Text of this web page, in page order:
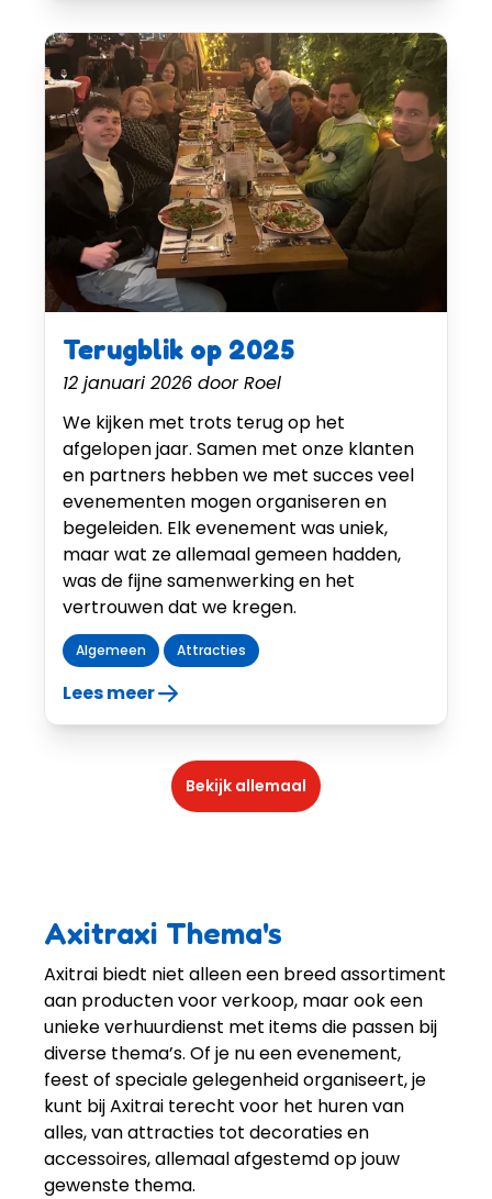
Terugblik op 2025
12 januari 2026 door Roel
We kijken met trots terug op het
afgelopen jaar. Samen met onze klanten
en partners hebben we met succes veel
evenementen mogen organiseren en
begeleiden. Elk evenement was uniek,
maar wat ze allemaal gemeen hadden,
was de fijne samenwerking en het
vertrouwen dat we kregen.
Algemeen Attracties
Lees meer
Bekijk allemaal
Axitraxi Thema's
Axitrai biedt niet alleen een breed assortiment
aan producten voor verkoop, maar ook een
unieke verhuurdienst met items die passen bij
diverse thema’s. Of je nu een evenement,
feest of speciale gelegenheid organiseert, je
kunt bij Axitrai terecht voor het huren van
alles, van attracties tot decoraties en
accessoires, allemaal afgestemd op jouw
gewenste thema.